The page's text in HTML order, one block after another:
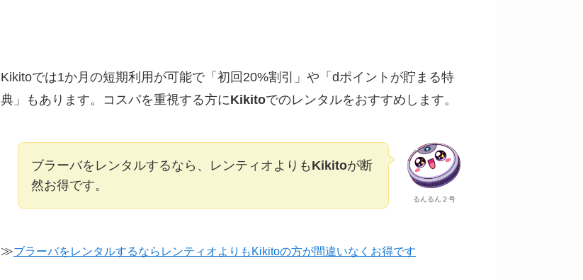
Kikitoでは1か月の短期利用が可能で「初回20%割引」や「dポイントが貯まる特
典」もあります。コスパを重視する方にKikitoでのレンタルをおすすめします。
るんるん２号
ブラーバをレンタルするなら、レンティオよりも Kikitoが断
然お得です。
≫ブラーバをレンタルするならレンティオよりもKikitoの方が間違いなくお得です